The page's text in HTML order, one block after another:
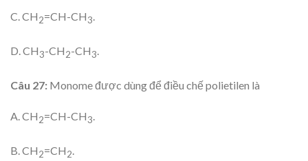
C. CH2=CH-CH3
D. CH3-CH2-CH3
Câu 27: Monome được dùng để điều chế polietilen là
A. CH2=CH-CH3.
B. CH2=CH2.